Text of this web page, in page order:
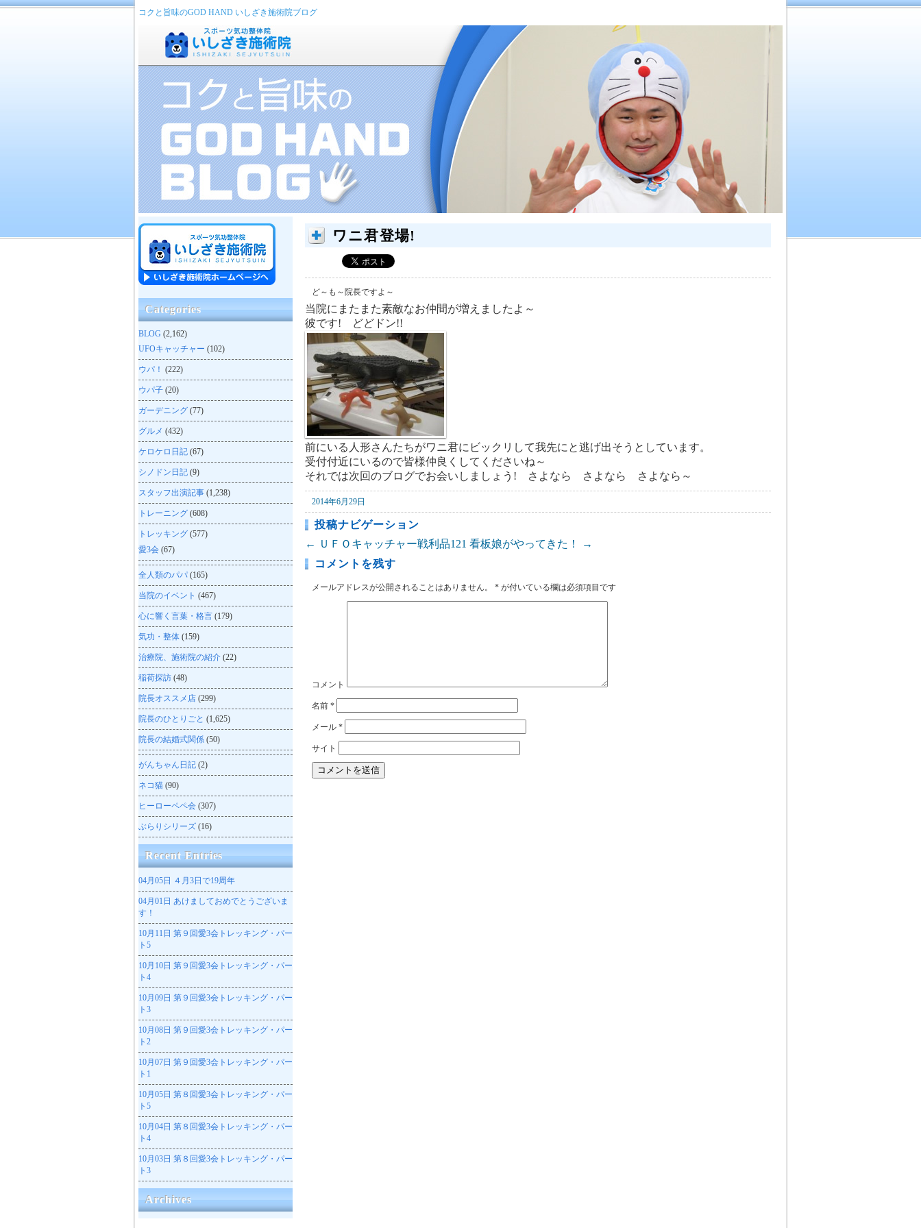
コクと旨味のGOD HAND いしざき施術院ブログ
ワニ君登場!
ど～も～院長ですよ～
当院にまたまた素敵なお仲間が増えましたよ～
彼です! どどドン!!
前にいる人形さんたちがワニ君にビックリして我先にと逃げ出そうとしています。
受付付近にいるので皆様仲良くしてくださいね～
それでは次回のブログでお会いしましょう! さよなら さよなら さよなら～
2014年6月29日
投稿ナビゲーション
←
ＵＦＯキャッチャー戦利品121 看板娘がやってきた！
→
コメントを残す
メールアドレスが公開されることはありません。 * が付いている欄は必須項目です
コメント
名前 *
メール *
サイト
Categories
BLOG (2,162)
UFOキャッチャー (102)
ウパ！ (222)
ウパ子 (20)
ガーデニング (77)
グルメ (432)
ケロケロ日記 (67)
シノドン日記 (9)
スタッフ出演記事 (1,238)
トレーニング (608)
トレッキング (577)
愛3会 (67)
全人類のパパ (165)
当院のイベント (467)
心に響く言葉・格言 (179)
気功・整体 (159)
治療院、施術院の紹介 (22)
稲荷探訪 (48)
院長オススメ店 (299)
院長のひとりごと (1,625)
院長の結婚式関係 (50)
がんちゃん日記 (2)
ネコ猫 (90)
ヒーローペペ会 (307)
ぶらりシリーズ (16)
Recent Entries
04月05日 ４月3日で19周年
04月01日 あけましておめでとうございま
す！
10月11日 第９回愛3会トレッキング・パー
ト5
10月10日 第９回愛3会トレッキング・パー
ト4
10月09日 第９回愛3会トレッキング・パー
ト3
10月08日 第９回愛3会トレッキング・パー
ト2
10月07日 第９回愛3会トレッキング・パー
ト1
10月05日 第８回愛3会トレッキング・パー
ト5
10月04日 第８回愛3会トレッキング・パー
ト4
10月03日 第８回愛3会トレッキング・パー
ト3
Archives